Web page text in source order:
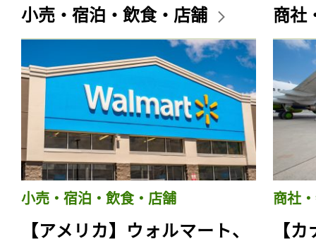
小売・宿泊・飲食・店舗
小売・宿泊・飲食・店舗
【アメリカ】ウォルマート、
商社
商社
【